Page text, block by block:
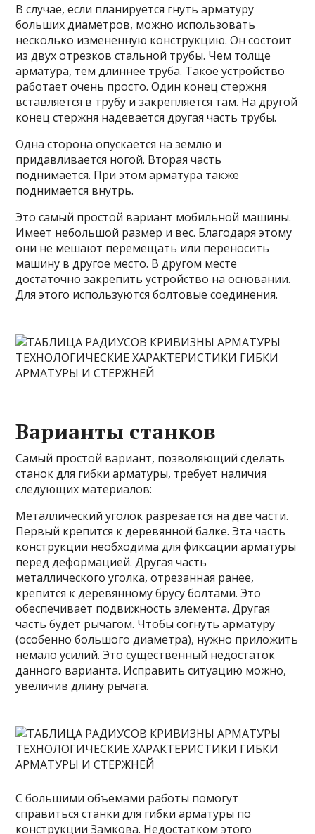
В случае, если планируется гнуть арматуру
больших диаметров, можно использовать
несколько измененную конструкцию. Он состоит
из двух отрезков стальной трубы. Чем толще
арматура, тем длиннее труба. Такое устройство
работает очень просто. Один конец стержня
вставляется в трубу и закрепляется там. На другой
конец стержня надевается другая часть трубы.
Одна сторона опускается на землю и
придавливается ногой. Вторая часть
поднимается. При этом арматура также
поднимается внутрь.
Это самый простой вариант мобильной машины.
Имеет небольшой размер и вес. Благодаря этому
они не мешают перемещать или переносить
машину в другое место. В другом месте
достаточно закрепить устройство на основании.
Для этого используются болтовые соединения.
Варианты станков
Самый простой вариант, позволяющий сделать
станок для гибки арматуры, требует наличия
следующих материалов:
Металлический уголок разрезается на две части.
Первый крепится к деревянной балке. Эта часть
конструкции необходима для фиксации арматуры
перед деформацией. Другая часть
металлического уголка, отрезанная ранее,
крепится к деревянному брусу болтами. Это
обеспечивает подвижность элемента. Другая
часть будет рычагом. Чтобы согнуть арматуру
(особенно большого диаметра), нужно приложить
немало усилий. Это существенный недостаток
данного варианта. Исправить ситуацию можно,
увеличив длину рычага.
С большими объемами работы помогут
справиться станки для гибки арматуры по
конструкции Замкова. Недостатком этого